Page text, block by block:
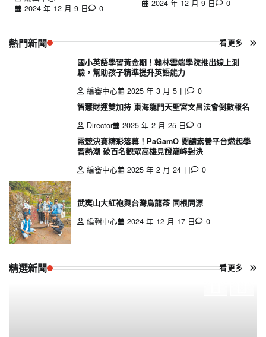
2024 年 12 月 9 日
0
2024 年 12 月 9 日
0
熱門新聞 看更多
國小英語學習黃金期！翰林雲端學院推出線上測
驗，幫助孩子精準提升英語能力
編審中心
2025 年 3 月 5 日
0
智慧財運雙加持 東海龍門天聖宮文昌法會倒數報名
Director
2025 年 2 月 25 日
0
電競決賽精彩落幕！PaGamO 閱讀素養平台燃起學
習熱潮 破百名觀眾高雄見證巔峰對決
編審中心
2025 年 2 月 24 日 0
武夷山大紅袍與台灣烏龍茶 同根同源
編輯中心
2024 年 12 月 17 日 0
精選新聞 看更多